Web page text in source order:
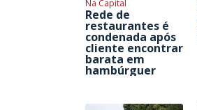
Na Capital
Rede de
restaurantes é
condenada após
cliente encontrar
barata em
hambúrguer